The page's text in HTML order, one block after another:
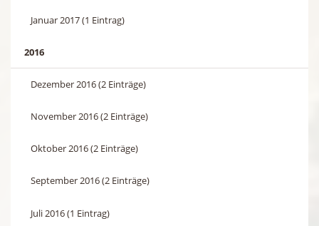
Januar 2017 (1 Eintrag)
2016
Dezember 2016 (2 Einträge)
November 2016 (2 Einträge)
Oktober 2016 (2 Einträge)
September 2016 (2 Einträge)
Juli 2016 (1 Eintrag)